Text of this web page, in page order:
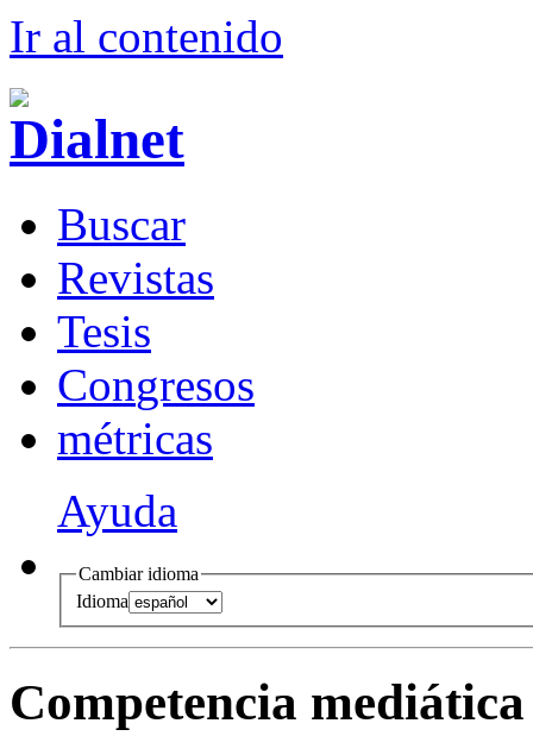
Ir al contenido
Buscar
Revistas
Tesis
Congresos
métricas
Ayuda
Cambiar idioma
Idioma
Competencia